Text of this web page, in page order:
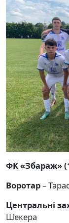
ФК «Збараж»
Воротар–
Центральні
Шекера